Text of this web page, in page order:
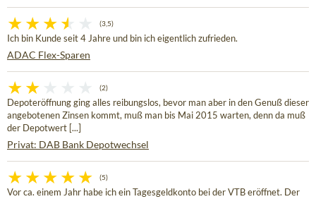
(3,5)
Ich bin Kunde seit 4 Jahre und bin ich eigentlich zufrieden.
ADAC Flex-Sparen
(2)
Depoteröffnung ging alles reibungslos, bevor man aber in den Genuß dieser
angebotenen Zinsen kommt, muß man bis Mai 2015 warten, denn da muß
der Depotwert [...]
Privat: DAB Bank Depotwechsel
(5)
Vor ca. einem Jahr habe ich ein Tagesgeldkonto bei der VTB eröffnet. Der